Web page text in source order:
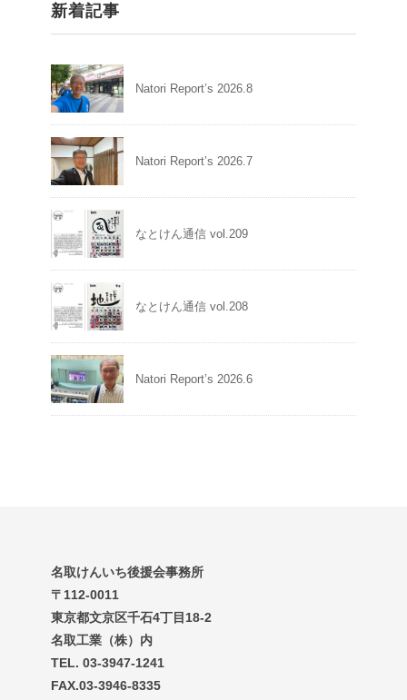
新着記事
Natori Report’s 2026.8
Natori Report’s 2026.7
なとけん通信 vol.209
なとけん通信 vol.208
Natori Report’s 2026.6
名取けんいち後援会事務所
〒112-0011
東京都文京区千石4丁目18-2
名取工業（株）内
TEL. 03-3947-1241
FAX.03-3946-8335